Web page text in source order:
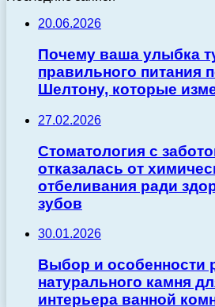
20.06.2026
Почему ваша улыбка
правильного питания
Шелтону, которые
27.02.2026
Стоматология с
отказалась от
отбеливания ради
зубов
30.01.2026
Выбор и особенности
натурального камня
интерьера ванной